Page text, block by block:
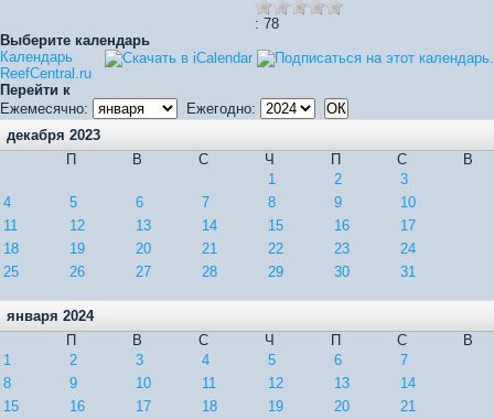
: 78
Выберите календарь
Календарь
ReefCentral.ru
Перейти к
Ежемесячно:
Ежегодно:
декабря 2023
П
В С Ч П С
В
1
2
3
4
5 6 7 8 9
10
11
12 13 14 15 16
17
18
19 20 21 22 23
24
25
26 27 28 29 30 31
января 2024
П
В С Ч П С
В
1
2 3 4 5 6
7
8
9 10 11 12 13
14
15
16 17 18 19 20 21